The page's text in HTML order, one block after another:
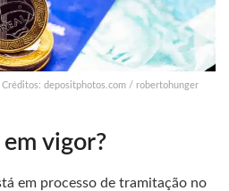
depositphotos.com / robertohunger
vigor?
em processo de tramitação no